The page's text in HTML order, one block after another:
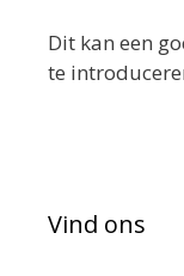
Dit kan een
te
Vind ons